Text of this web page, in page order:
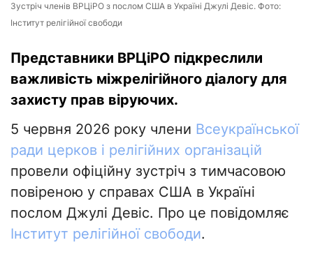
Зустріч членів ВРЦіРО з послом США в Україні Джулі Девіс. Фото:
Інститут релігійної свободи
Представники ВРЦіРО підкреслили
важливість міжрелігійного діалогу для
захисту прав віруючих.
5 червня 2026 року члени Всеукраїнської
ради церков і релігійних організацій
провели офіційну зустріч з тимчасовою
повіреною у справах США в Україні
послом Джулі Девіс. Про це повідомляє
Інститут релігійної свободи.